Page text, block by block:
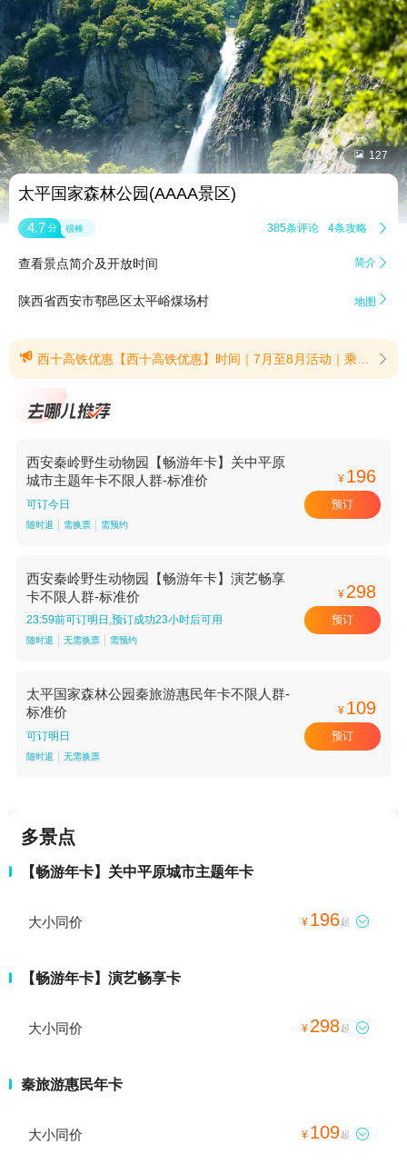
 127
太平国家森林公园(AAAA景区)
4.7 分 很棒 385条评论 4条攻略 
查看景点简介及开放时间 简介 
陕西省西安市鄠邑区太平峪煤场村 地图 
 西十高铁优惠【西十高铁优惠】时间｜7月至8月活动｜乘坐西十高铁、目的地为西安的所有游客，门票享8.3折，折后票价50元购票｜凭高铁票根线下窗口购票(提示有效期2026/7/1至2026/8/31) 
西安秦岭野生动物园【畅游年卡】关中平原
城市主题年卡不限人群-标准价
可订今日
随时退 需换票 需预约
¥ 196
预订
西安秦岭野生动物园【畅游年卡】演艺畅享
卡不限人群-标准价
23:59前可订明日,预订成功23小时后可用
随时退 无需换票 需预约
¥ 298
预订
太平国家森林公园秦旅游惠民年卡不限人群-
标准价
可订明日
随时退 无需换票
¥ 109
预订
多景点
【畅游年卡】关中平原城市主题年卡
大小同价 ¥ 196起 
【畅游年卡】演艺畅享卡
大小同价 ¥ 298起 
秦旅游惠民年卡
大小同价 ¥ 109起 
